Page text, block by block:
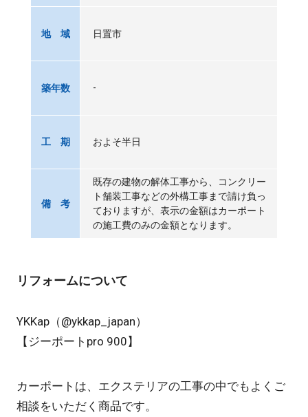
地 域 日置市
築年数 -
工 期 およそ半日
備 考
既存の建物の解体工事から、コンクリー
ト舗装工事などの外構工事まで請け負っ
ておりますが、表示の金額はカーポート
の施工費のみの金額となります。
リフォームについて
YKKap（@ykkap_japan）
【ジーポートpro 900】
カーポートは、エクステリアの工事の中でもよくご
相談をいただく商品です。